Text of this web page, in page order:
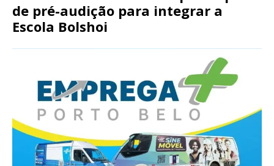
de pré-audição para integrar a
Escola Bolshoi